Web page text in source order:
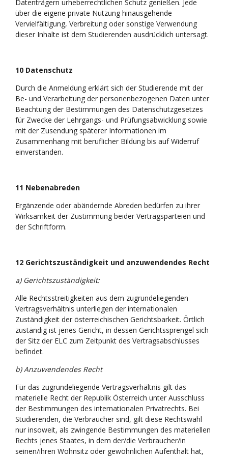
Datenträgern urheberrechtlichen Schutz genießen. Jede
über die eigene private Nutzung hinausgehende
Vervielfältigung, Verbreitung oder sonstige Verwendung
dieser Inhalte ist dem Studierenden ausdrücklich untersagt.
10 Datenschutz
Durch die Anmeldung erklärt sich der Studierende mit der
Be- und Verarbeitung der personenbezogenen Daten unter
Beachtung der Bestimmungen des Datenschutzgesetzes
für Zwecke der Lehrgangs- und Prüfungsabwicklung sowie
mit der Zusendung späterer Informationen im
Zusammenhang mit beruflicher Bildung bis auf Widerruf
einverstanden.
11 Nebenabreden
Ergänzende oder abändernde Abreden bedürfen zu ihrer
Wirksamkeit der Zustimmung beider Vertragsparteien und
der Schriftform.
12 Gerichtszuständigkeit und anzuwendendes Recht
a) Gerichtszuständigkeit:
Alle Rechtsstreitigkeiten aus dem zugrundeliegenden
Vertragsverhältnis unterliegen der internationalen
Zuständigkeit der österreichischen Gerichtsbarkeit. Örtlich
zuständig ist jenes Gericht, in dessen Gerichtssprengel sich
der Sitz der ELC zum Zeitpunkt des Vertragsabschlusses
befindet.
b) Anzuwendendes Recht
Für das zugrundeliegende Vertragsverhältnis gilt das
materielle Recht der Republik Österreich unter Ausschluss
der Bestimmungen des internationalen Privatrechts. Bei
Studierenden, die Verbraucher sind, gilt diese Rechtswahl
nur insoweit, als zwingende Bestimmungen des materiellen
Rechts jenes Staates, in dem der/die Verbraucher/in
seinen/ihren Wohnsitz oder gewöhnlichen Aufenthalt hat,